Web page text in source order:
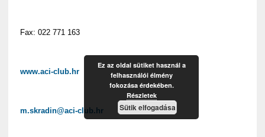
Fax: 022 771 163
www.aci-club.hr
m.skradin@aci-club.hr
Ez az oldal sütiket használ a
felhasználói élmény
fokozása érdekében.
Részletek
Sütik elfogadása